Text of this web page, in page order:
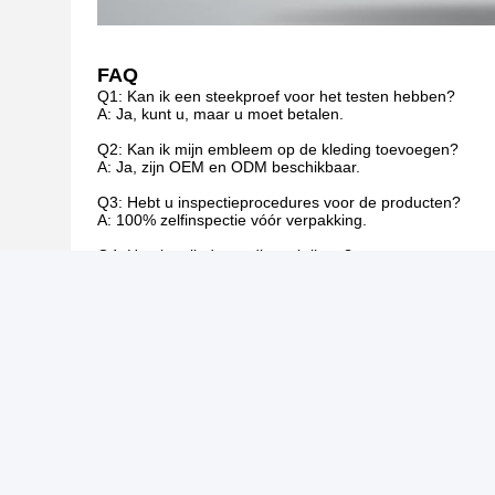
FAQ
Q1: Kan ik een steekproef voor het testen hebben?
A: Ja, kunt u, maar u moet betalen.
Q2: Kan ik mijn embleem op de kleding toevoegen?
A: Ja, zijn OEM en ODM beschikbaar.
Q3: Hebt u inspectieprocedures voor de producten?
A: 100% zelfinspectie vóór verpakking.
Q4: Hoe kan ik de na-dienst krijgen?